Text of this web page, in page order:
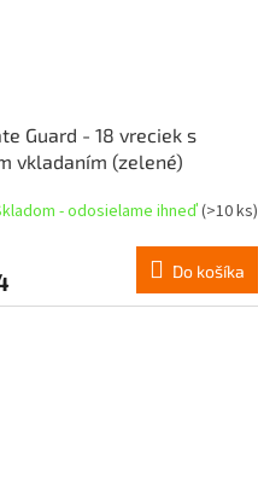
Guard - 18 vreciek s
vkladaním (zelené)
- odosielame ihneď(>10 ks)
Do košíka